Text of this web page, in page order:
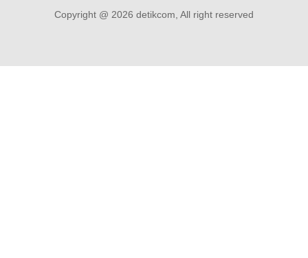
Copyright @ 2026 detikcom, All right reserved